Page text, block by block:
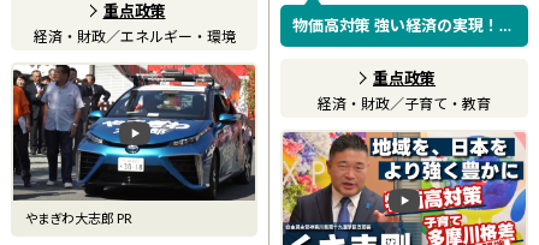
重点政策
経済・財政／エネルギー・環境
やまぎわ大志郎 PR
物価高対策 強い経済の実現！
子育て多摩川格差の解消！
重点政策
経済・財政／子育て・教育